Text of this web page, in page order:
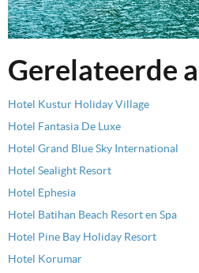
Gerelateerde
Hotel Kustur Holiday Village
Hotel Fantasia De Luxe
Hotel Grand Blue Sky International
Hotel Sealight Resort
Hotel Ephesia
Hotel Batihan Beach Resort en Spa
Hotel Pine Bay Holiday Resort
Hotel Korumar